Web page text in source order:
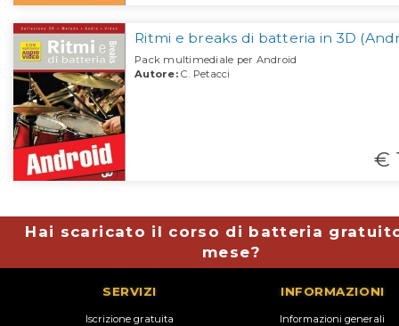
Ritmi e breaks di batteria in 3D
Pack multimediale per Android
Autore:C. Petacci
€
Hai scaricato il corso di batteria
mese?
SERVIZI
Iscrizione gratuita
INFORMAZIONI
Informazioni generali